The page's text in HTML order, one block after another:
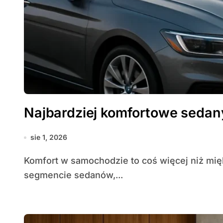
Najbardziej komfortowe
sie 1, 2026
Komfort w samochodzie to coś więcej niż miękkie siedziska i dobra klimatyzacja. W
segmencie sedanów,...